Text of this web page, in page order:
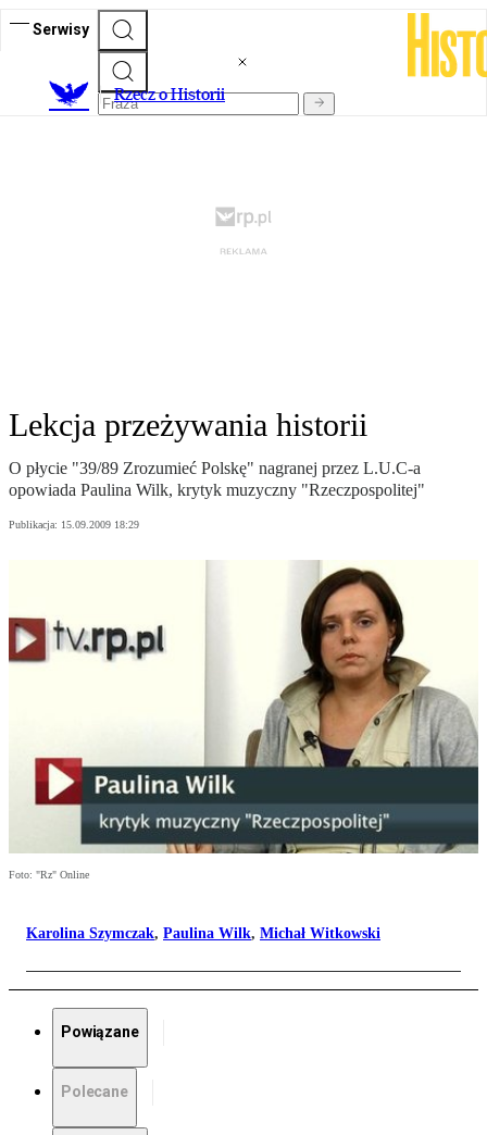
Serwisy
Rzecz o Historii
Lekcja przeżywania historii
O płycie "39/89 Zrozumieć Polskę" nagranej przez L.U.C-a
opowiada Paulina Wilk, krytyk muzyczny "Rzeczpospolitej"
Publikacja: 15.09.2009 18:29
Foto: "Rz" Online
Karolina Szymczak, Paulina Wilk, Michał Witkowski
Powiązane
Polecane